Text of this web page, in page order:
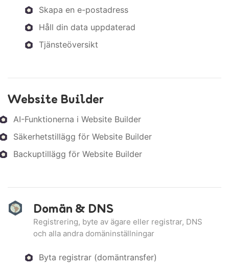
Skapa en e-postadress
Håll din data uppdaterad
Tjänsteöversikt
Website Builder
AI-Funktionerna i Website Builder
Säkerhetstillägg för Website Builder
Backuptillägg för Website Builder
Domän & DNS
Registrering, byte av ägare eller registrar, DNS
och alla andra domäninställningar
Byta registrar (domäntransfer)